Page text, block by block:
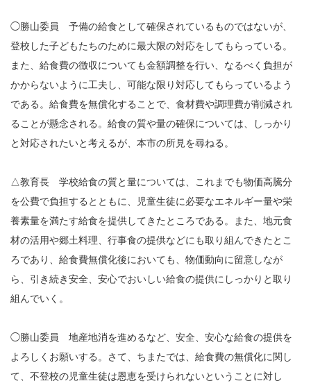
◯勝山委員 予備の給食として確保されているものではないが、
登校した子どもたちのために最大限の対応をしてもらっている。
また、給食費の徴収についても金額調整を行い、なるべく負担が
かからないように工夫し、可能な限り対応してもらっているよう
である。給食費を無償化することで、食材費や調理費が削減され
ることが懸念される。給食の質や量の確保については、しっかり
と対応されたいと考えるが、本市の所見を尋ねる。
△教育長 学校給食の質と量については、これまでも物価高騰分
を公費で負担するとともに、児童生徒に必要なエネルギー量や栄
養素量を満たす給食を提供してきたところである。また、地元食
材の活用や郷土料理、行事食の提供などにも取り組んできたとこ
ろであり、給食費無償化後においても、物価動向に留意しなが
ら、引き続き安全、安心でおいしい給食の提供にしっかりと取り
組んでいく。
◯勝山委員 地産地消を進めるなど、安全、安心な給食の提供を
よろしくお願いする。さて、ちまたでは、給食費の無償化に関し
て、不登校の児童生徒は恩恵を受けられないということに対し